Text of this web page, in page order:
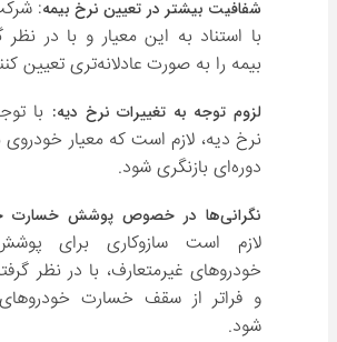
شفافیت بیشتر در تعیین نرخ بیمه:
با استناد به این معیار و با در
بیمه را به صورت عادلانه‌تری تعیین
لزوم توجه به تغییرات نرخ دیه: با
نرخ دیه، لازم است که معیار
دوره‌ای بازنگری شود.
نگرانی‌ها در خصوص پوشش خسارت
لازم است سازوکاری برای
خودروهای غیرمتعارف، با در نظر
و فراتر از سقف خسارت
شود.